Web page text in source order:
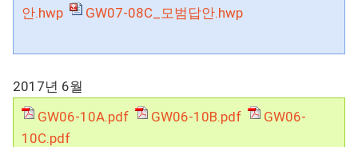
안.hwp
GW07-08C_모범답안.hwp
2017년 6월
GW06-10A.pdf
GW06-10B.pdf
GW06-
10C.pdf